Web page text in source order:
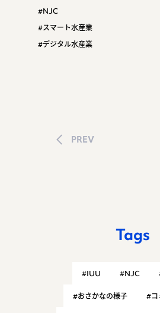
『スマート漁業
特集／資源の把
握と管理』
#NJC
#スマート水産業
#デジタル水産業
PREV
Tags
#IUU #NJC
#おさかなの様子 #コ